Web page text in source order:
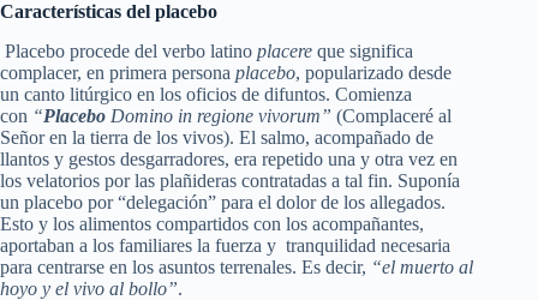
Características del placebo
Placebo procede del verbo latino placere que significa
complacer, en primera persona placebo, popularizado desde
un canto litúrgico en los oficios de difuntos. Comienza
con “Placebo Domino in regione vivorum” (Complaceré al
Señor en la tierra de los vivos). El salmo, acompañado de
llantos y gestos desgarradores, era repetido una y otra vez en
los velatorios por las plañideras contratadas a tal fin. Suponía
un placebo por “delegación” para el dolor de los allegados.
Esto y los alimentos compartidos con los acompañantes,
aportaban a los familiares la fuerza y tranquilidad necesaria
para centrarse en los asuntos terrenales. Es decir, “el muerto al
hoyo y el vivo al bollo”.